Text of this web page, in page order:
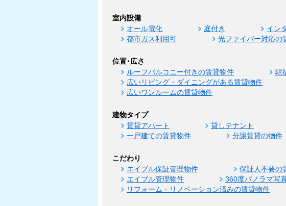
室内設備
オール電化 庭付き イン
都市ガス利用可
光ファイバー対応の
位置･広さ
ルーフバルコニー付きの賃貸物件 駅
広いリビング・ダイニングがある賃貸物件
広いワンルームの賃貸物件
建物タイプ
賃貸アパート 貸しテナント
一戸建ての賃貸物件
分譲賃貸の物件
こだわり
エイブル保証管理物件 保証人不要の
エイブル管理物件
360度パノラマ写
リフォーム・リノベーション済みの賃貸物件